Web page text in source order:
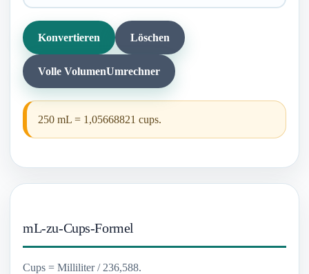
Konvertieren Löschen
Volle VolumenUmrechner
250 mL = 1,05668821 cups.
mL-zu-Cups-Formel
Cups = Milliliter / 236,588.